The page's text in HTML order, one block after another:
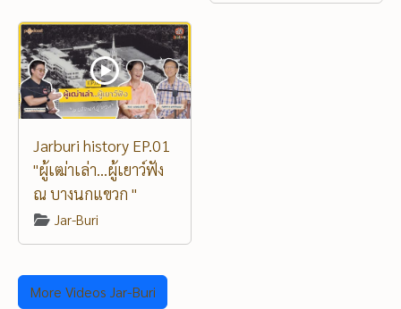
Jarburi history EP.01
"ผู้เฒ่าเล่า...ผู้เยาว์ฟัง
ณ บางนกแขวก "
Jar-Buri
More Videos Jar-Buri